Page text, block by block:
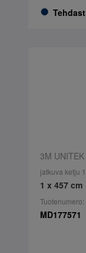
3M UNITEK
jatkuva ketju
1 x 457 cm
Tuotenumero:
MD177571